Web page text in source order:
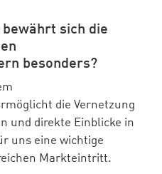
sich die
besonders?
die Vernetzung
und direkte Einblicke in
uns eine wichtige
Markteintritt.